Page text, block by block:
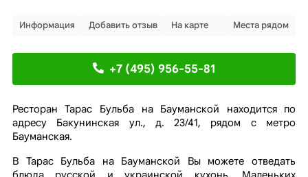
Информация Добавить отзыв На карте Места рядом
+7 (495) 956-55-81
Ресторан Тарас Бульба на Бауманской находится по
адресу Бакунинская ул., д. 23/41, рядом с метро
Бауманская.
В Тарас Бульба на Бауманской Вы можете отведать